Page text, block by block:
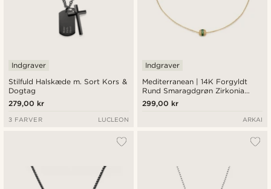
Stilfuld Halskæde m. Sort Kors &
Dogtag
Indgraver
279,00 kr
3 FARVER LUCLEON
Mediterranean | 14K Forgyldt
Rund Smaragdgrøn Zirkonia
Pavé Halskæde
Indgraver
299,00 kr
ARKAI